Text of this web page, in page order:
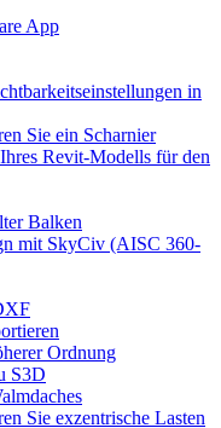
App
in
Sie ein Scharnier
Revit-Modells für den
Balken
mit SkyCiv (AISC 360-
Ordnung
S3D
Sie exzentrische Lasten